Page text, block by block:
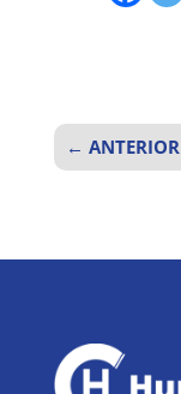
← ANTERIOR